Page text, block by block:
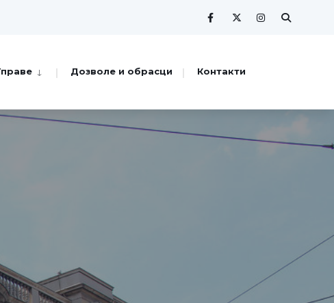
Дозволе и обрасци Контакти